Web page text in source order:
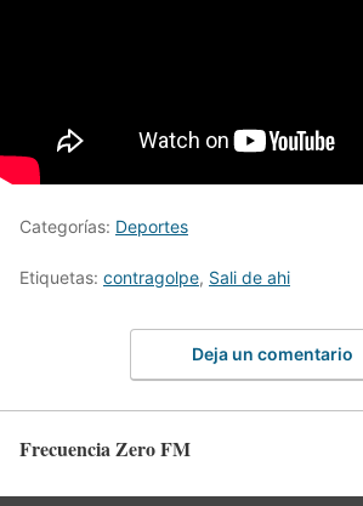
Categorías: Deportes
Etiquetas: contragolpe, Sali de ahi
Deja un comentario
Frecuencia Zero FM